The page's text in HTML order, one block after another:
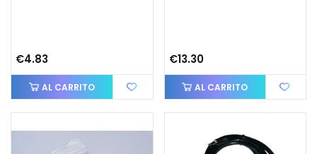
€4.83
AL CARRITO
€13.30
AL CARRITO